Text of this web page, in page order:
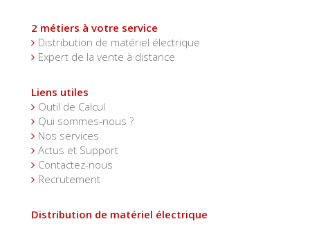
2 métiers à votre service
Distribution de matériel électrique
Expert de la vente à distance
Liens utiles
Outil de Calcul
Qui sommes-nous ?
Nos services
Actus et Support
Contactez-nous
Recrutement
Distribution de matériel électrique